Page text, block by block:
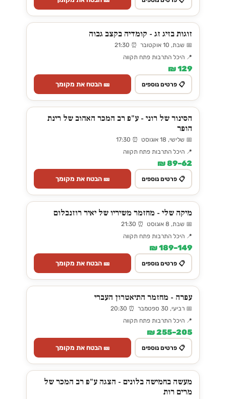
זוגות בזיג זג - קומדיה בקצב גבוה
📅 שבת, 10 אוקטובר ⏰ 21:30
📍 היכל התרבות פתח תקווה
129 ₪
📋 פרטים נוספים 🎫 הבטח את מקומך
הסינור של רוני - ע"פ רב המכר האהוב של רינת
הופר
📅 שלישי, 18 אוגוסט ⏰ 17:30
📍 היכל התרבות פתח תקווה
62–89 ₪
📋 פרטים נוספים 🎫 הבטח את מקומך
מיקה שלי - מחזמר משיריו של יאיר רוזנבלום
📅 שבת, 8 אוגוסט ⏰ 21:30
📍 היכל התרבות פתח תקווה
149–189 ₪
📋 פרטים נוספים 🎫 הבטח את מקומך
עפרה - מחזמר התיאטרון העברי
📅 רביעי, 30 ספטמבר ⏰ 20:30
📍 היכל התרבות פתח תקווה
205–255 ₪
📋 פרטים נוספים 🎫 הבטח את מקומך
מעשה בחמישה בלונים - הצגה ע"פ רב המכר של
מרים רות